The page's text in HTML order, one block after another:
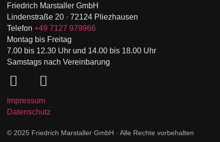
Friedrich Marstaller GmbH
Lindenstraße 20 · 72124 Pliezhausen
Telefon +49 7127 979966
Montag bis Freitag
7.00 bis 12.30 Uhr und 14.00 bis 18.00 Uhr
Samstags nach Vereinbarung
Impressum
Datenschutz
© 2025 Friedrich Marstaller GmbH · Alle Rechte vorbehalten